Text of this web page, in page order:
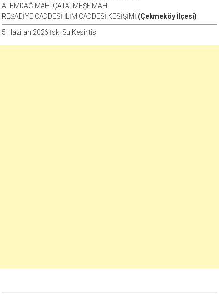
ALEMDAĞ MAH.,ÇATALMEŞE MAH.
REŞADİYE CADDESİ İLİM CADDESİ KESİŞİMİ (Çekmeköy İlçesi)
5 Haziran 2026 İski Su Kesintisi